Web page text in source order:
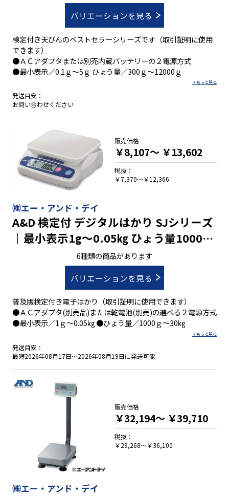
バリエーションを見る
検定付き天びんのベストセラーシリーズです（取引証明に使用
できます）
●ＡＣアダプタまたは別売内蔵バッテリーの２電源方式
●最小表示／0.1ｇ～5ｇ ひょう量／300ｇ～12000ｇ
発送目安：
お問い合わせください
㈱エー・アンド・デイ
A&D 検定付 デジタルはかり SJシリーズ
｜最小表示1g～0.05㎏ ひょう量1000g
6種類の商品があります
バリエーションを見る
普及版検定付き電子はかり（取引証明に使用できます）
●ＡＣアダプタ(別売品)または乾電池(別売)の選べる２電源方式
●最小表示／1ｇ～0.05㎏ ●ひょう量／1000ｇ～30㎏
発送目安：
最短2026年08月17日～2026年08月19日に発送可能
販売価格
￥8,107～ ￥13,602
税抜：
￥7,370～￥12,366
㈱エー・アンド・デイ
販売価格
￥32,194～ ￥39,710
税抜：
￥29,268～￥36,100